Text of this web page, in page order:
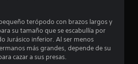
t
r
e
terópodo con brazos largos y
su tamaño que se escabullía por
Jurásico inferior. Al ser menos
más grandes, depende de su
cazar a sus presas.